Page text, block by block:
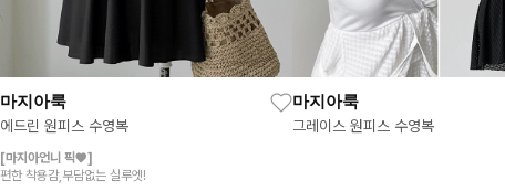
마지아룩
에드린 원피스 수영복
[마지아언니 픽♥]
편한 착용감,부담없는 실루엣!
마지아룩
그레이스 원피스 수영복